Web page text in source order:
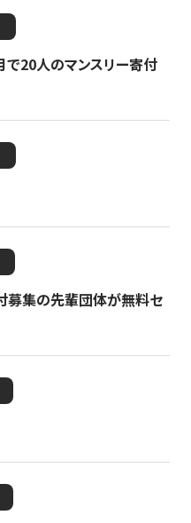
で20人のマンスリー寄付
募集の先輩団体が無料セ